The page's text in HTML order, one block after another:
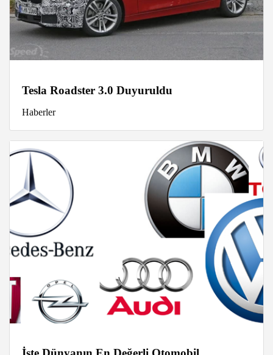
Tesla Roadster 3.0 Duyuruldu
Haberler